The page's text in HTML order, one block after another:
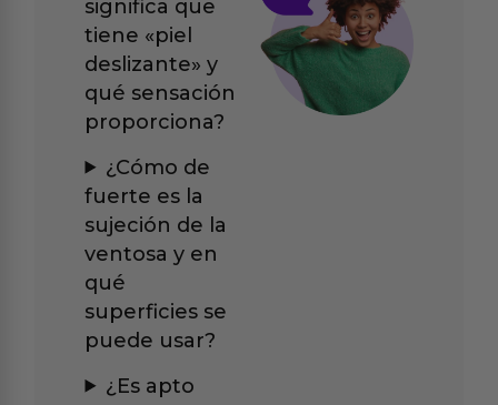
significa que
tiene «piel
deslizante» y
qué sensación
proporciona?
¿Cómo de
fuerte es la
sujeción de la
ventosa y en
qué
superficies se
puede usar?
¿Es apto